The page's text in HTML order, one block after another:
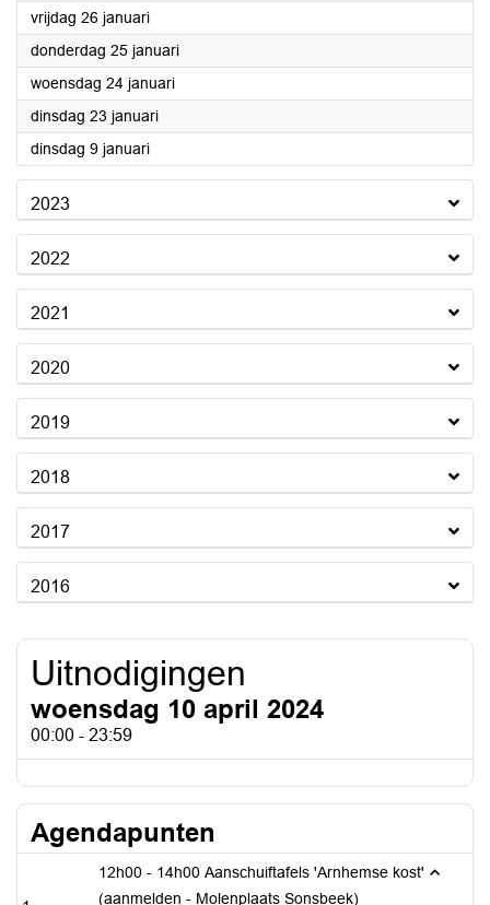
vrijdag 26 januari2024
donderdag 25 januari2024
woensdag 24 januari2024
dinsdag 23 januari2024
dinsdag 9 januari2024
2023
2022
2021
2020
2019
2018
2017
2016
Uitnodigingen
woensdag 10 april 2024
00:00 - 23:59
Agendapunten
12h00 - 14h00 Aanschuiftafels 'Arnhemse kost'
(aanmelden - Molenplaats Sonsbeek)